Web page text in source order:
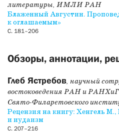
литературы, ИМЛИ РАН
Блаженный Августин.
к оглашаемым»
С. 181–206
Обзоры, аннотации,
Глеб Ястребов, научный
востоковедения РАН и
Свято-Филаретовского
Рецензия на книгу: Хенгель
и иудаизм
С. 207–216